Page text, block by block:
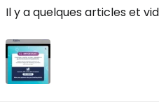
Il y a quelques articles et